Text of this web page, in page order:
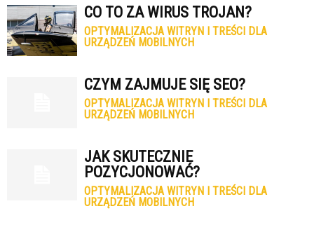
CO TO ZA WIRUS TROJAN?
OPTYMALIZACJA WITRYN I TREŚCI DLA
URZĄDZEŃ MOBILNYCH
CZYM ZAJMUJE SIĘ SEO?
OPTYMALIZACJA WITRYN I TREŚCI DLA
URZĄDZEŃ MOBILNYCH
JAK SKUTECZNIE
POZYCJONOWAĆ?
OPTYMALIZACJA WITRYN I TREŚCI DLA
URZĄDZEŃ MOBILNYCH